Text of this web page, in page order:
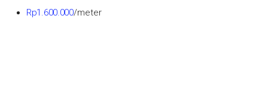
Rp1.600.000/meter